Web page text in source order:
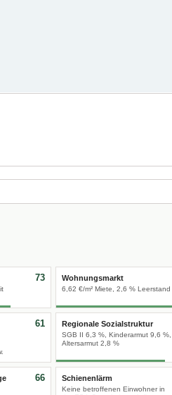
73 Wohnungsmarkt
6,62 €/m² Miete, 2,6 % Leerstand
61 Regionale Sozialstruktur
SGB II 6,3 %, Kinderarmut 9,6 %,
Altersarmut 2,8 %
66 Schienenlärm
Keine betroffenen Einwohner in